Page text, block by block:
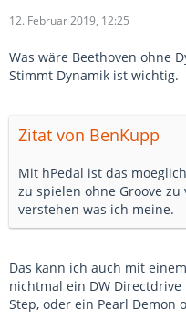
12. Februar 2019, 12:25
Was wäre Beethoven ohne
Stimmt Dynamik ist wichtig.
Zitat von BenKupp
Mit hPedal ist das
zu spielen ohne Groove
verstehen was ich meine.
Das kann ich auch mit
nichtmal ein DW
Step, oder ein Pearl Demon